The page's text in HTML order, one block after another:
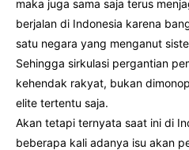
maka juga sama saja terus
berjalan di Indonesia karena
satu negara yang menganut
Sehingga sirkulasi pergantian
kehendak rakyat, bukan
elite tertentu saja.
Akan tetapi ternyata saat ini di
beberapa kali adanya isu akan